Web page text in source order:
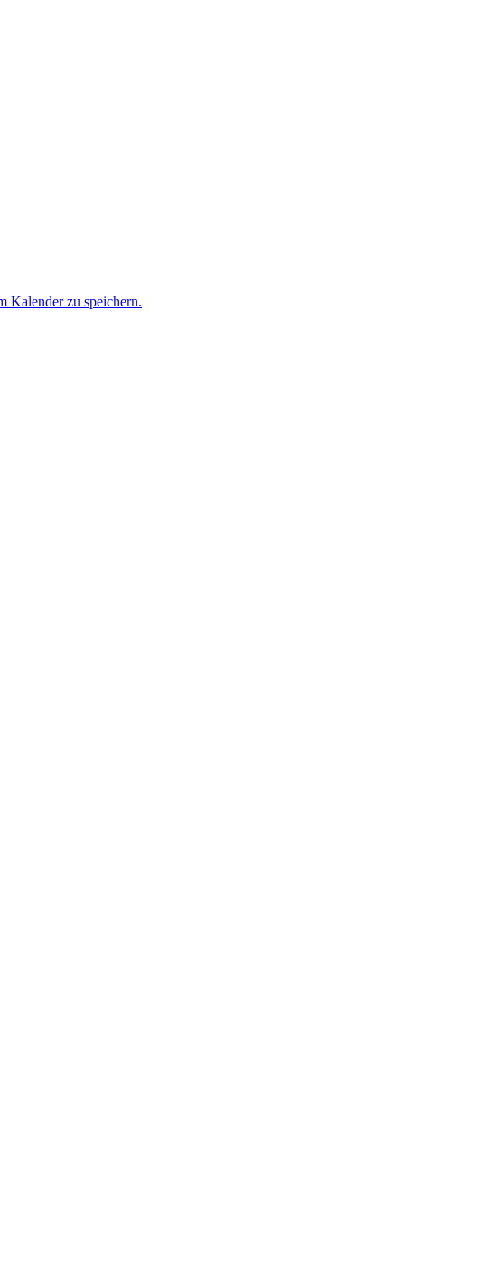
Kalender zu speichern.